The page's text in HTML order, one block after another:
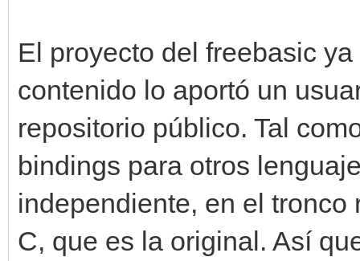
El proyecto del freebasic
contenido lo aportó un
repositorio público. Tal
bindings para otros
independiente, en el
C, que es la original. Así